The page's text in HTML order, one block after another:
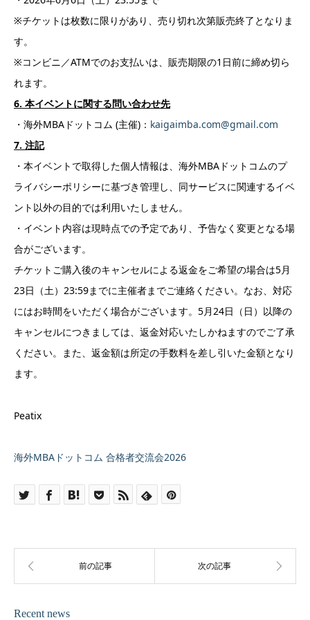
※チケットは枚数に限りがあり、売り切れ次第販売終了となりま
す。
※コンビニ／ATMでのお支払いは、販売期限の1日前に締め切ら
れます。
6. 本イベントに関する問い合わせ先
・海外MBAドットコム (主催)： kaigaimba.com@gmail.com
7. 注記
・本イベントで取得した個人情報は、海外MBAドットコムのプ
ライバシーポリシーに基づき管理し、同サービスに関連するイベ
ント以外の目的では利用いたしません。
・イベント内容は現時点での予定であり、予告なく変更となる場
合がございます。
チケットご購入後のキャンセルによる返金をご希望の場合は5月
23日（土）23:59までに主催者までご連絡ください。なお、対応
にはお時間をいただく場合がございます。5月24日（日）以降の
キャンセルにつきましては、返金対応いたしかねますのでご了承
ください。また、返金額は所定の手数料を差し引いた金額となり
ます。
Peatix
海外MBAドットコム 合格者交流会2026
Recent news